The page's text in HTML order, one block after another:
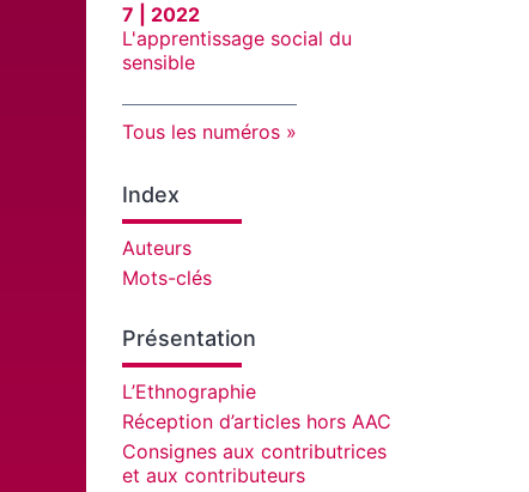
7 | 2022
L'apprentissage social du
sensible
Tous les numéros
Index
Auteurs
Mots-clés
Présentation
L’Ethnographie
Réception d’articles hors AAC
Consignes aux contributrices
et aux contributeurs